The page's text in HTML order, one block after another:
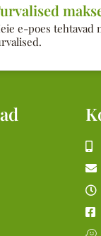
e-poes tehtavad